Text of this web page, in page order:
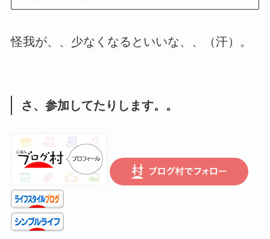
怪我が、、少なくなるといいな、、（汗）。
さ、参加してたりします。。